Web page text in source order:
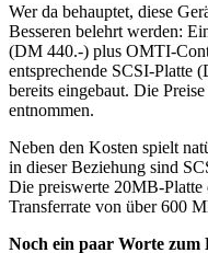
Wer da behauptet, diese
Besseren belehrt werden:
(DM 440.-) plus OMTI-
entsprechende SCSI-Platte
bereits eingebaut. Die
entnommen.
Neben den Kosten spielt
in dieser Beziehung sind
Die preiswerte 20MB-Platte
Transferrate von über 600
Noch ein paar Worte zum